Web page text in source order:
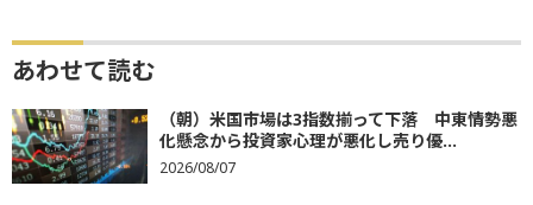
あわせて読む
（朝）米国市場は3指数揃って下落 中東情勢悪
化懸念から投資家心理が悪化し売り優...
2026/08/07